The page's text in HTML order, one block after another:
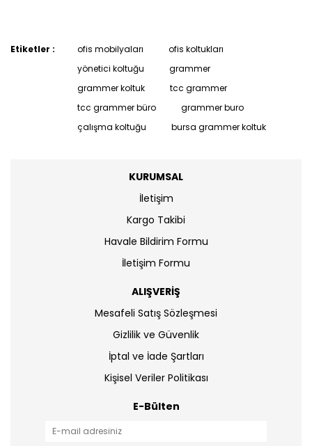
Etiketler : ofis mobilyaları
ofis koltukları
yönetici koltuğu
grammer
grammer koltuk
tcc grammer
tcc grammer büro
grammer buro
çalışma koltuğu
bursa grammer koltuk
KURUMSAL
İletişim
Kargo Takibi
Havale Bildirim Formu
İletişim Formu
ALIŞVERİŞ
Mesafeli Satış Sözleşmesi
Gizlilik ve Güvenlik
İptal ve İade Şartları
Kişisel Veriler Politikası
E-Bülten